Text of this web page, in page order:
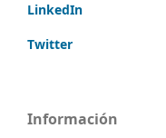
LinkedIn
Twitter
Información